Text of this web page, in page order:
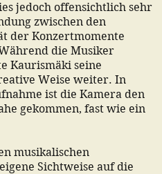
jedoch offensichtlich sehr
zwischen den
der Konzertmomente
die Musiker
Kaurismäki seine
Weise weiter. In
ist die Kamera den
gekommen, fast wie ein
musikalischen
Sichtweise auf die